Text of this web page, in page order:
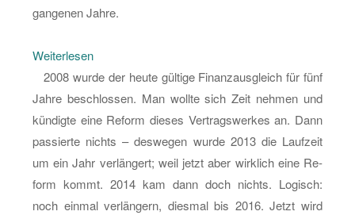
gan­ge­nen Jahre.
Wei­ter­le­sen:
Groß
in
der
An­
kün­
di­
gung
2008 wurde der heute gül­ti­ge Fi­nanz­aus­gleich für fünf
Jahre be­schlos­sen. Man woll­te sich Zeit neh­men und
kün­dig­te eine Re­form die­ses Ver­trags­wer­kes an. Dann
pas­sier­te nichts – des­we­gen wurde 2013 die Lauf­zeit
um ein Jahr ver­län­gert; weil jetzt aber wirk­lich eine Re­
form kommt. 2014 kam dann doch nichts. Lo­gisch:
noch ein­mal ver­län­gern, dies­mal bis 2016. Jetzt wird